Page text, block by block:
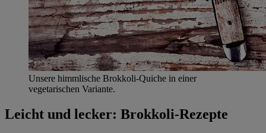
Unsere himmlische Brokkoli-Quiche in einer
vegetarischen Variante.
Leicht und lecker: Brokkoli-Rezepte